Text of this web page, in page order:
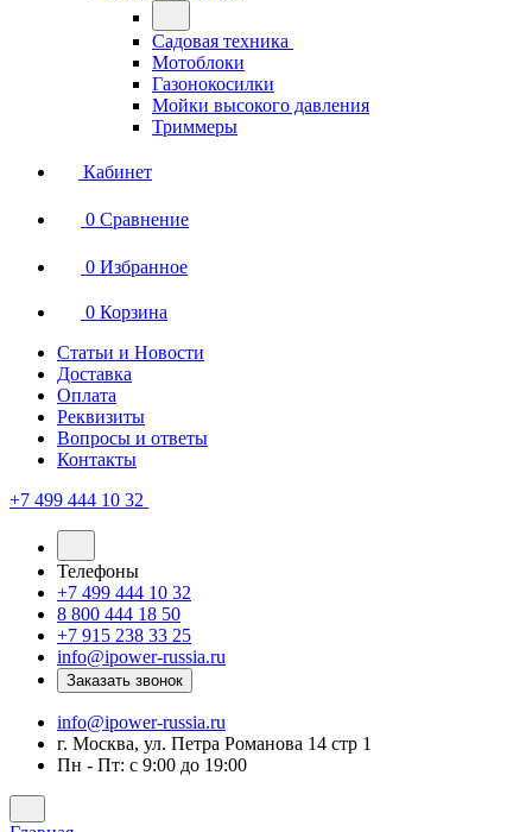
Садовая техника
Мотоблоки
Газонокосилки
Мойки высокого давления
Триммеры
Кабинет
0 Сравнение
0 Избранное
0 Корзина
Статьи и Новости
Доставка
Оплата
Реквизиты
Вопросы и ответы
Контакты
+7 499 444 10 32
Телефоны
+7 499 444 10 32
8 800 444 18 50
+7 915 238 33 25
info@ipower-russia.ru
Заказать звонок
info@ipower-russia.ru
г. Москва, ул. Петра Романова 14 стр 1
Пн - Пт: с 9:00 до 19:00